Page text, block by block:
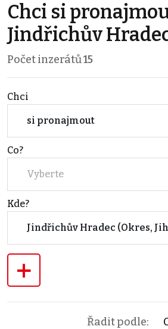
Chci si
Jindřichův
Počet inzerátů15
Chci
si pronajmout
Co?
Vyberte
Kde?
Jindřichův Hradec (Okres,
+
Řadit podle: